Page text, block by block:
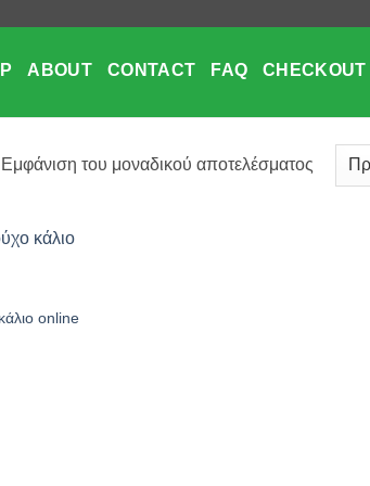
ABOUT CONTACT FAQ CHECKOUT
Εμφάνιση του μοναδικού αποτελέσματος
online